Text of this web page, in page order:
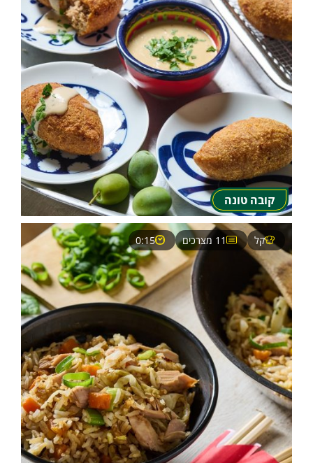
קובה טונה
קל 11 מצרכים 0:15